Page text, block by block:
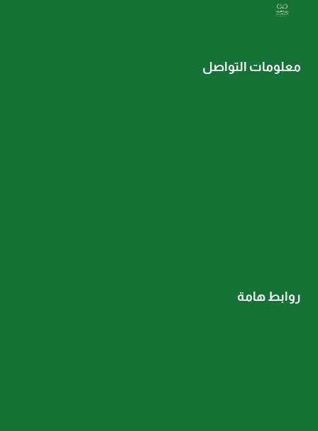
معلومات التواصل
روابط هامة